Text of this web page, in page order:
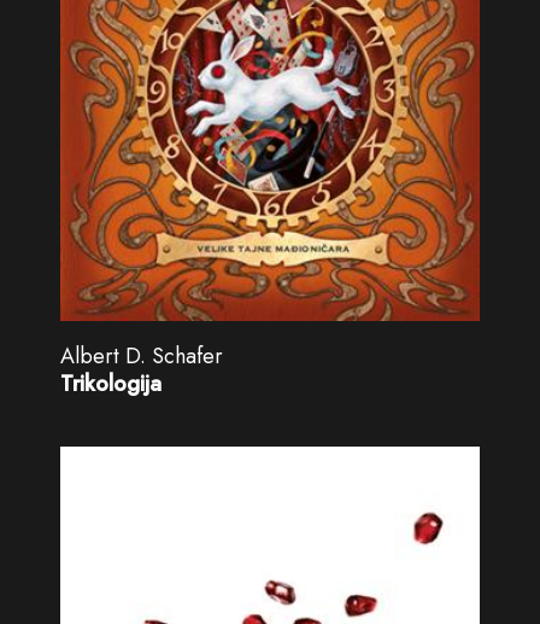
Albert D. Schafer
Trikologija